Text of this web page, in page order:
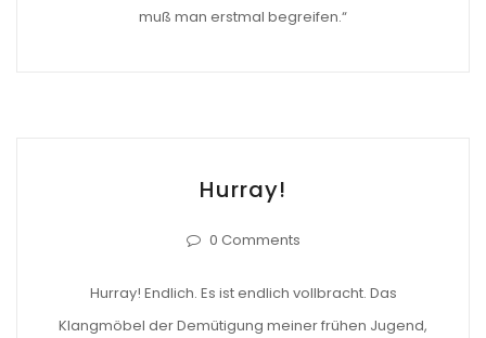
muß man erstmal begreifen.“
Hurray!
0 Comments
Hurray! Endlich. Es ist endlich vollbracht. Das
Klangmöbel der Demütigung meiner frühen Jugend,